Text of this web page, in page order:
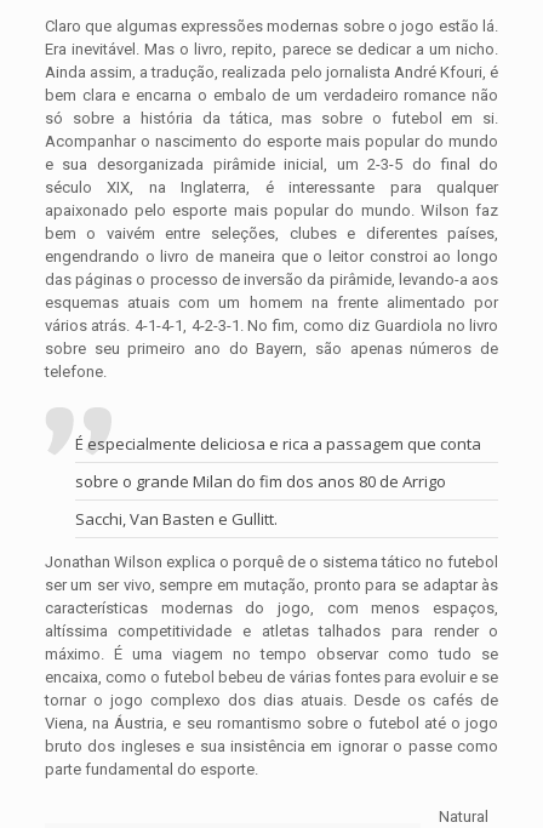
Claro que algumas expressões modernas sobre o jogo estão lá.
Era inevitável. Mas o livro, repito, parece se dedicar a um nicho.
Ainda assim, a tradução, realizada pelo jornalista André Kfouri, é
bem clara e encarna o embalo de um verdadeiro romance não
só sobre a história da tática, mas sobre o futebol em si.
Acompanhar o nascimento do esporte mais popular do mundo
e sua desorganizada pirâmide inicial, um 2-3-5 do final do
século XIX, na Inglaterra, é interessante para qualquer
apaixonado pelo esporte mais popular do mundo. Wilson faz
bem o vaivém entre seleções, clubes e diferentes países,
engendrando o livro de maneira que o leitor constroi ao longo
das páginas o processo de inversão da pirâmide, levando-a aos
esquemas atuais com um homem na frente alimentado por
vários atrás. 4-1-4-1, 4-2-3-1. No fim, como diz Guardiola no livro
sobre seu primeiro ano do Bayern, são apenas números de
telefone.
É especialmente deliciosa e rica a passagem que conta
sobre o grande Milan do fim dos anos 80 de Arrigo
Sacchi, Van Basten e Gullitt.
Jonathan Wilson explica o porquê de o sistema tático no futebol
ser um ser vivo, sempre em mutação, pronto para se adaptar às
características modernas do jogo, com menos espaços,
altíssima competitividade e atletas talhados para render o
máximo. É uma viagem no tempo observar como tudo se
encaixa, como o futebol bebeu de várias fontes para evoluir e se
tornar o jogo complexo dos dias atuais. Desde os cafés de
Viena, na Áustria, e seu romantismo sobre o futebol até o jogo
bruto dos ingleses e sua insistência em ignorar o passe como
parte fundamental do esporte.
Natural